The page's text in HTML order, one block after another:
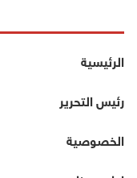
الرئيسية
رئيس التحرير
الخصوصية